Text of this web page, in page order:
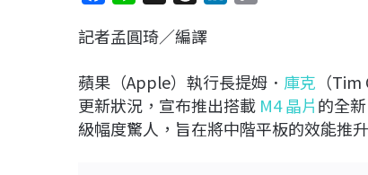
c
b
o
o
n
r
a
d
s
e
d
I
L
i
n
記者孟圓琦／編譯
蘋果（Apple）執行長提姆． 庫克 （
更新狀況，宣布推出搭載 M4 晶片的全新
級幅度驚人，旨在將中階平板的效能推